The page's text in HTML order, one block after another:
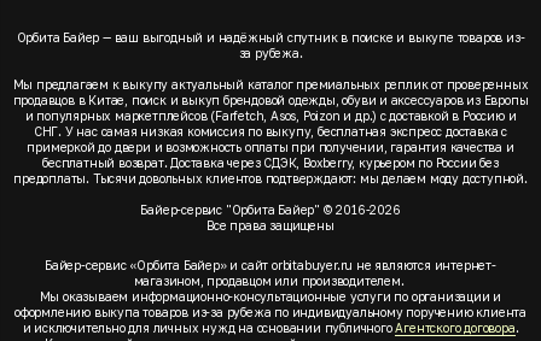
Орбита Байер — ваш выгодный и надёжный спутник в поиске и выкупе товаров из-
за рубежа.
Мы предлагаем к выкупу актуальный каталог премиальных реплик от проверенных
продавцов в Китае, поиск и выкуп брендовой одежды, обуви и аксессуаров из Европы
и популярных маркетплейсов (Farfetch, Asos, Poizon и др.) с доставкой в Россию и
СНГ. У нас самая низкая комиссия по выкупу, бесплатная экспресс доставка с
примеркой до двери и возможность оплаты при получении, гарантия качества и
бесплатный возврат. Доставка через СДЭК, Boxberry, курьером по России без
предоплаты. Тысячи довольных клиентов подтверждают: мы делаем моду доступной.
Байер-сервис "Орбита Байер" © 2016-2026
Все права защищены
Байер-сервис «Орбита Байер» и сайт orbitabuyer.ru не являются интернет-
магазином, продавцом или производителем.
Мы оказываем информационно-консультационные услуги по организации и
оформлению выкупа товаров из-за рубежа по индивидуальному поручению клиента
и исключительно для личных нужд на основании публичногоАгентского договора.